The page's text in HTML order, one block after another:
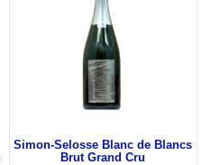
Simon-Selosse Blanc de Blancs
Brut Grand Cru